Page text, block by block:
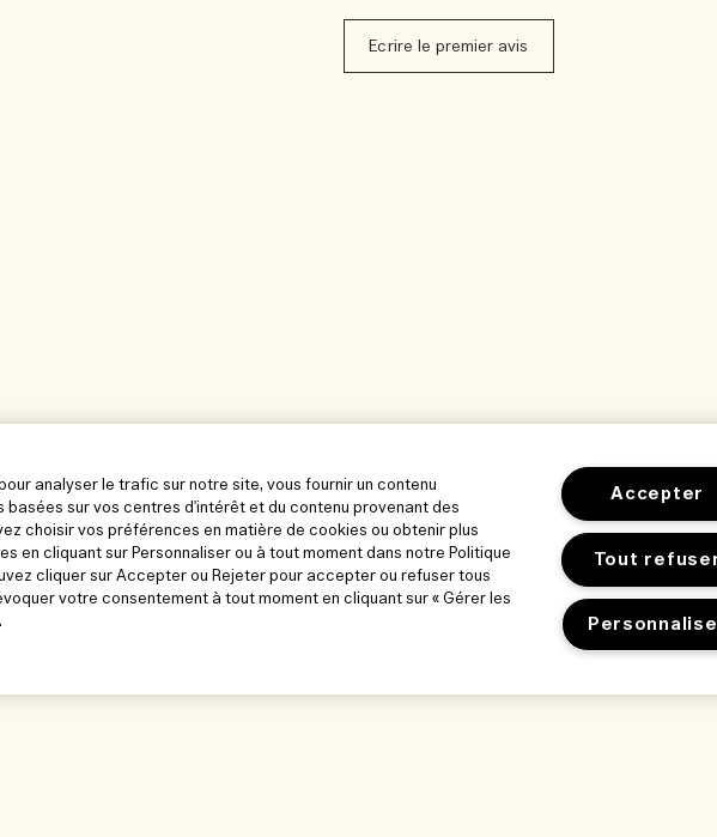
Ecrire le premier avis
analyser le trafic sur notre site, vous fournir un contenu
basées sur vos centres d'intérêt et du contenu provenant des
choisir vos préférences en matière de cookies ou obtenir plus
en cliquant sur Personnaliser ou à tout moment dans notre Politique
cliquer sur Accepter ou Rejeter pour accepter ou refuser tous
votre consentement à tout moment en cliquant sur « Gérer les
Accepter
Tout